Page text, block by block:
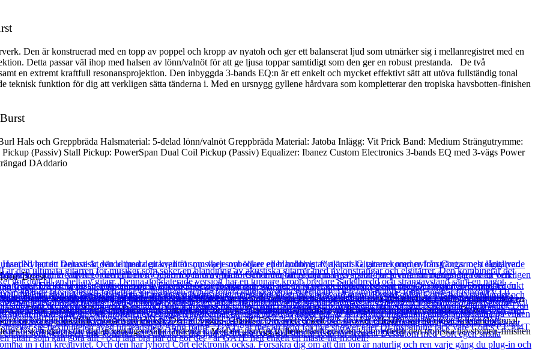
Den är konstruerad med en topp av poppel och kropp av nyatoh och ger ett balanserat ljud som utmärker sig i mellanregistret med en
Detta passar väl ihop med halsen av lönn/valnöt för att ge ljusa toppar samtidigt som den ger en robust prestanda. De två
en extremt kraftfull resonansprojektion. Den inbyggda 3-bands EQ:n är ett enkelt och mycket effektivt sätt att utöva fullständig tonal
teknisk funktion för dig att verkligen sätta tänderna i. Med en ursnygg gyllene hårdvara som kompletterar den tropiska havsbotten-finishen
Hals och Greppbräda Halsmaterial: 5-delad lönn/valnöt Greppbräda Material: Jatoba Inlägg: Vit Prick Band: Medium Strängutrymme:
(Passiv) Stall Pickup: PowerSpan Dual Coil Pickup (Passiv) Equalizer: Ibanez Custom Electronics 3-bands EQ med 3-vägs Power
DAddario
Burst
Den är konstruerad med en topp av poppel och kropp av nyatoh och ger ett balanserat ljud som utmärker sig i mellanregistret med en
Detta passar väl ihop med halsen av lönn/valnöt för att ge ljusa toppar samtidigt som den ger en robust prestanda. De två
en extremt kraftfull resonansprojektion. Den inbyggda 3-bands EQ:n är ett enkelt och mycket effektivt sätt att utöva fullständig tonal
teknisk funktion för dig att verkligen sätta tänderna i. Med en ursnygg gyllene hårdvara som kompletterar den tropiska havsbotten-finishen